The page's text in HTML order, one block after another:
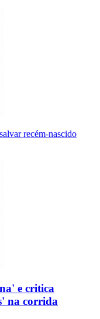
recém-nascido
e critica
na corrida